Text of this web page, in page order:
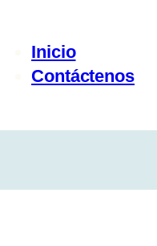
Inicio
Contáctenos